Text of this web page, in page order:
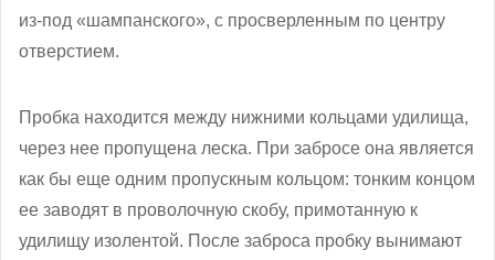
из-под «шампанского», с просверленным по центру
отверстием.
Пробка находится между нижними кольцами удилища,
через нее пропущена леска. При забросе она является
как бы еще одним пропускным кольцом: тонким концом
ее заводят в проволочную скобу, примотанную к
удилищу изолентой. После заброса пробку вынимают